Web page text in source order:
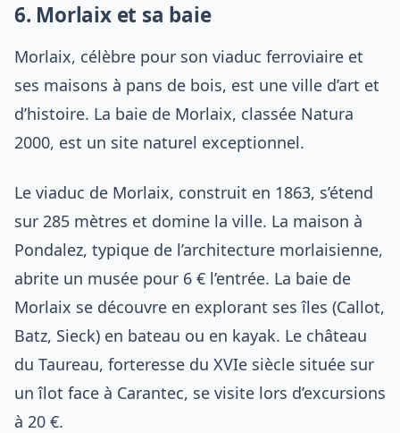
6. Morlaix et sa baie
Morlaix, célèbre pour son viaduc ferroviaire et
ses maisons à pans de bois, est une ville d’art et
d’histoire. La baie de Morlaix, classée Natura
2000, est un site naturel exceptionnel.
Le viaduc de Morlaix, construit en 1863, s’étend
sur 285 mètres et domine la ville. La maison à
Pondalez, typique de l’architecture morlaisienne,
abrite un musée pour 6 € l’entrée. La baie de
Morlaix se découvre en explorant ses îles (Callot,
Batz, Sieck) en bateau ou en kayak. Le château
du Taureau, forteresse du XVIe siècle située sur
un îlot face à Carantec, se visite lors d’excursions
à 20 €.